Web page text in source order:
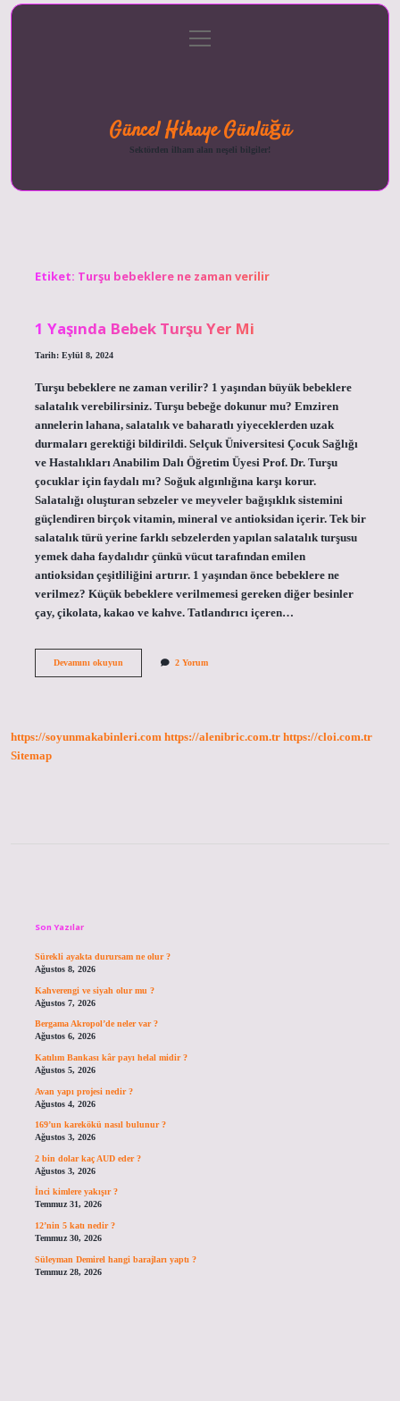
menüyü
aç
Güncel Hikaye Günlüğü
Sektörden ilham alan neşeli bilgiler!
Etiket: Turşu bebeklere ne zaman verilir
1 Yaşında Bebek Turşu Yer Mi
Tarih: Eylül 8, 2024
Turşu bebeklere ne zaman verilir? 1 yaşından büyük bebeklere
salatalık verebilirsiniz. Turşu bebeğe dokunur mu? Emziren
annelerin lahana, salatalık ve baharatlı yiyeceklerden uzak
durmaları gerektiği bildirildi. Selçuk Üniversitesi Çocuk Sağlığı
ve Hastalıkları Anabilim Dalı Öğretim Üyesi Prof. Dr. Turşu
çocuklar için faydalı mı? Soğuk algınlığına karşı korur.
Salatalığı oluşturan sebzeler ve meyveler bağışıklık sistemini
güçlendiren birçok vitamin, mineral ve antioksidan içerir. Tek bir
salatalık türü yerine farklı sebzelerden yapılan salatalık turşusu
yemek daha faydalıdır çünkü vücut tarafından emilen
antioksidan çeşitliliğini artırır. 1 yaşından önce bebeklere ne
verilmez? Küçük bebeklere verilmemesi gereken diğer besinler
çay, çikolata, kakao ve kahve. Tatlandırıcı içeren…
Devamını okuyun1
2 Yorum
https://soyunmakabinleri.com https://alenibric.com.tr https://cloi.com.tr
Sitemap
Son Yazılar
Sürekli ayakta durursam ne olur ?
Ağustos 8, 2026
Kahverengi ve siyah olur mu ?
Ağustos 7, 2026
Bergama Akropol’de neler var ?
Ağustos 6, 2026
Katılım Bankası kâr payı helal midir ?
Ağustos 5, 2026
Avan yapı projesi nedir ?
Ağustos 4, 2026
169’un karekökü nasıl bulunur ?
Ağustos 3, 2026
2 bin dolar kaç AUD eder ?
Ağustos 3, 2026
İnci kimlere yakışır ?
Temmuz 31, 2026
12’nin 5 katı nedir ?
Temmuz 30, 2026
Süleyman Demirel hangi barajları yaptı ?
Temmuz 28, 2026